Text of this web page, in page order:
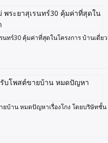
ทร์30 คุ้มค่าที่สุดในโครงการ บ้านเดี่ยว
ยบ้าน หมดปัญหาเรื่องโกง โดยบริษัทชั้น